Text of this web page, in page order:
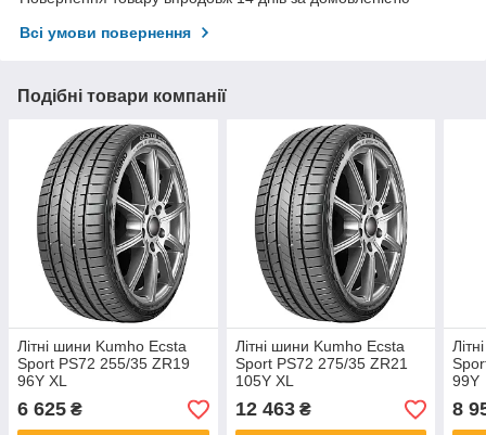
Всі умови повернення
Подібні товари компанії
Літні шини Kumho Ecsta
Sport PS72 255/35 ZR19
96Y XL
6 625 ₴
Літні шини Kumho Ecsta
Sport PS72 275/35 ZR21
105Y XL
12 463₴
99Y
8